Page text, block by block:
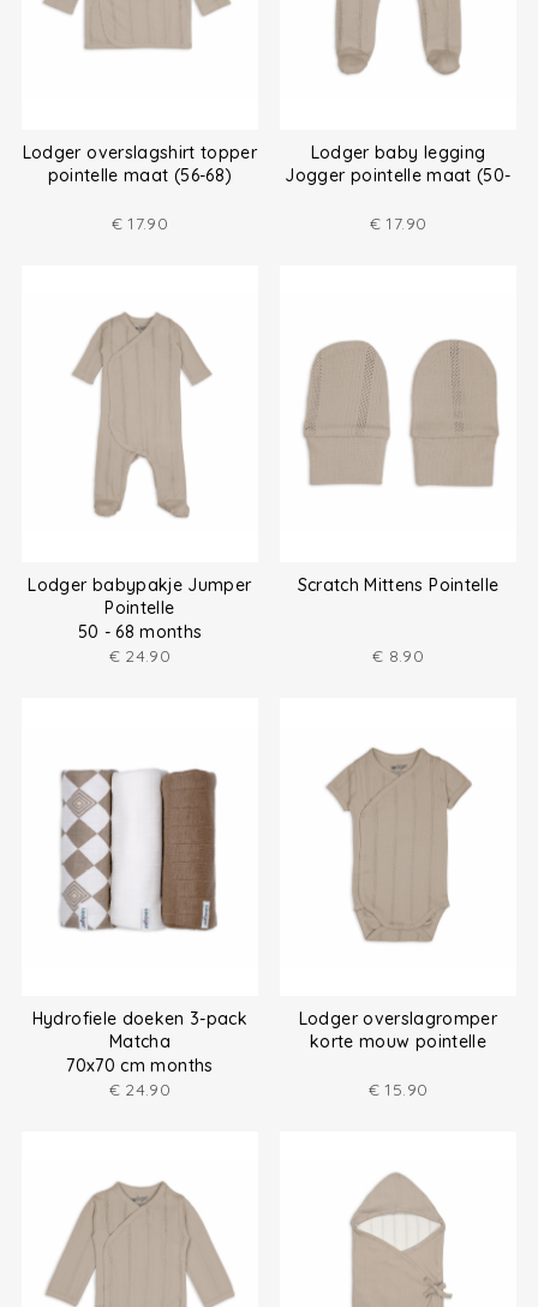
Lodger overslagshirt topper
pointelle maat (56-68)
€ 17.90
Lodger baby legging
Jogger pointelle maat (50-
€ 17.90
Lodger babypakje Jumper
Pointelle
50 - 68 months
€ 24.90
Scratch Mittens Pointelle
€ 8.90
Hydrofiele doeken 3-pack
Matcha
70x70 cm months
€ 24.90
Lodger overslagromper
korte mouw pointelle
€ 15.90